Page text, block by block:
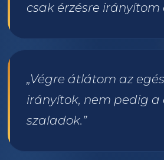
csak érzésre irányítom
„Végre átlátom az
irányítok, nem pedig
szaladok.”